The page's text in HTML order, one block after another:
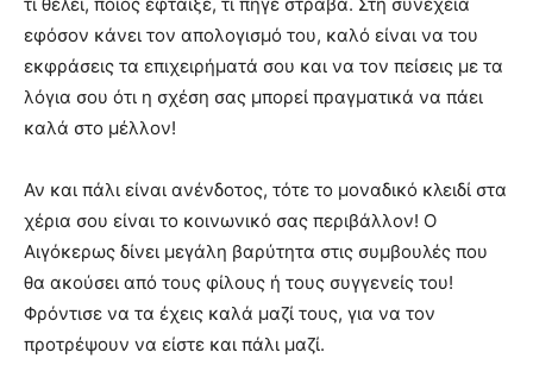
εφόσον κάνει τον απολογισμό του, καλό είναι να του
εκφράσεις τα επιχειρήματά σου και να τον πείσεις με τα
λόγια σου ότι η σχέση σας μπορεί πραγματικά να πάει
καλά στο μέλλον!
Αν και πάλι είναι ανένδοτος, τότε το μοναδικό κλειδί στα
χέρια σου είναι το κοινωνικό σας περιβάλλον! Ο
Αιγόκερως δίνει μεγάλη βαρύτητα στις συμβουλές που
θα ακούσει από τους φίλους ή τους συγγενείς του!
Φρόντισε να τα έχεις καλά μαζί τους, για να τον
προτρέψουν να είστε και πάλι μαζί.